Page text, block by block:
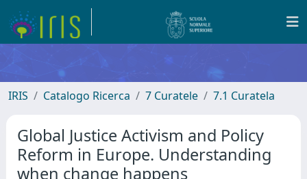
IRIS Catalogo Ricerca 7 Curatele 7.1 Curatela
Global Justice Activism and Policy
Reform in Europe. Understanding
when change happens